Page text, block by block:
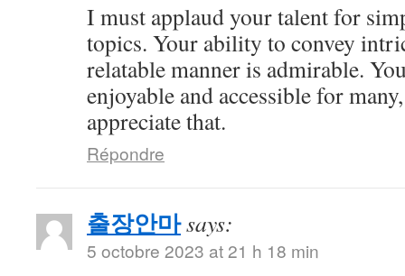
I must applaud your talent for
topics. Your ability to convey
relatable manner is admirable.
enjoyable and accessible for
appreciate that.
Répondre
출장안마says:
5 octobre 2023 at 21 h 18 min